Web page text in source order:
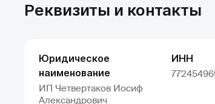
Реквизиты и контакты
Юридическое
наименование
ИП Четвертаков Иосиф
Александрович
ИНН